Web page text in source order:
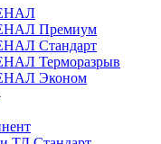
Премиум
Стандарт
Терморазрыв
Эконом